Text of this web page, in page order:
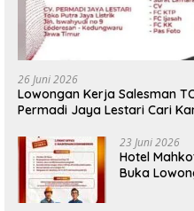
Tiga BUMD Air Minum Malang
Raya Perkuat Kolaborasi,
Berangkatkan Kontingen
Menuju Seleksi Atlet
PORPAMNAS IX 2026
26 Juni 2026
Lowongan Kerja Salesman
Permadi Jaya Lestari Cari
23 Juni 2026
Hotel
Buka